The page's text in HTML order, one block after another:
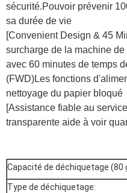
sécurité.Pouvoir prévenir
sa durée de vie
[Convenient Design & 45
surcharge de la machine
avec 60 minutes de temps
(FWD)Les fonctions
nettoyage du papier bloqué
[Assistance fiable au
transparente aide à voir
Capacité de déchiquetage (80
Type de déchiquetage: